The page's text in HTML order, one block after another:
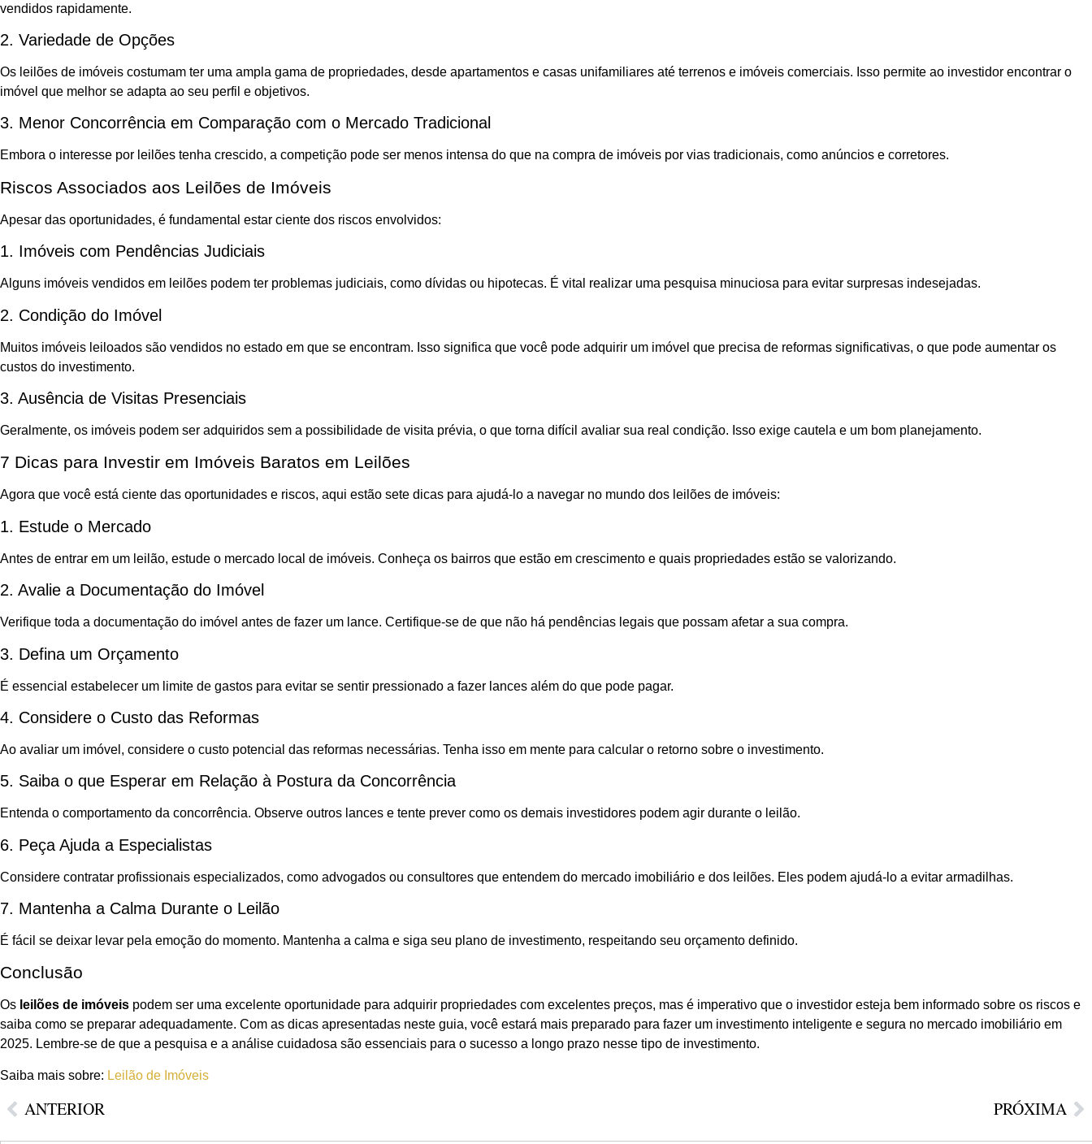
vendidos rapidamente.
2. Variedade de Opções
Os leilões de imóveis costumam ter uma ampla gama de propriedades, desde apartamentos e casas unifamiliares até terrenos e imóveis comerciais. Isso permite ao investidor encontrar o
imóvel que melhor se adapta ao seu perfil e objetivos.
3. Menor Concorrência em Comparação com o Mercado Tradicional
Embora o interesse por leilões tenha crescido, a competição pode ser menos intensa do que na compra de imóveis por vias tradicionais, como anúncios e corretores.
Riscos Associados aos Leilões de Imóveis
Apesar das oportunidades, é fundamental estar ciente dos riscos envolvidos:
1. Imóveis com Pendências Judiciais
Alguns imóveis vendidos em leilões podem ter problemas judiciais, como dívidas ou hipotecas. É vital realizar uma pesquisa minuciosa para evitar surpresas indesejadas.
2. Condição do Imóvel
Muitos imóveis leiloados são vendidos no estado em que se encontram. Isso significa que você pode adquirir um imóvel que precisa de reformas significativas, o que pode aumentar os
custos do investimento.
3. Ausência de Visitas Presenciais
Geralmente, os imóveis podem ser adquiridos sem a possibilidade de visita prévia, o que torna difícil avaliar sua real condição. Isso exige cautela e um bom planejamento.
7 Dicas para Investir em Imóveis Baratos em Leilões
Agora que você está ciente das oportunidades e riscos, aqui estão sete dicas para ajudá-lo a navegar no mundo dos leilões de imóveis:
1. Estude o Mercado
Antes de entrar em um leilão, estude o mercado local de imóveis. Conheça os bairros que estão em crescimento e quais propriedades estão se valorizando.
2. Avalie a Documentação do Imóvel
Verifique toda a documentação do imóvel antes de fazer um lance. Certifique-se de que não há pendências legais que possam afetar a sua compra.
3. Defina um Orçamento
É essencial estabelecer um limite de gastos para evitar se sentir pressionado a fazer lances além do que pode pagar.
4. Considere o Custo das Reformas
Ao avaliar um imóvel, considere o custo potencial das reformas necessárias. Tenha isso em mente para calcular o retorno sobre o investimento.
5. Saiba o que Esperar em Relação à Postura da Concorrência
Entenda o comportamento da concorrência. Observe outros lances e tente prever como os demais investidores podem agir durante o leilão.
6. Peça Ajuda a Especialistas
Considere contratar profissionais especializados, como advogados ou consultores que entendem do mercado imobiliário e dos leilões. Eles podem ajudá-lo a evitar armadilhas.
7. Mantenha a Calma Durante o Leilão
É fácil se deixar levar pela emoção do momento. Mantenha a calma e siga seu plano de investimento, respeitando seu orçamento definido.
Conclusão
Os leilões de imóveis podem ser uma excelente oportunidade para adquirir propriedades com excelentes preços, mas é imperativo que o investidor esteja bem informado sobre os riscos e
saiba como se preparar adequadamente. Com as dicas apresentadas neste guia, você estará mais preparado para fazer um investimento inteligente e segura no mercado imobiliário em
2025. Lembre-se de que a pesquisa e a análise cuidadosa são essenciais para o sucesso a longo prazo nesse tipo de investimento.
Saiba mais sobre: Leilão de Imóveis
ANTERIOR PRÓXIMA